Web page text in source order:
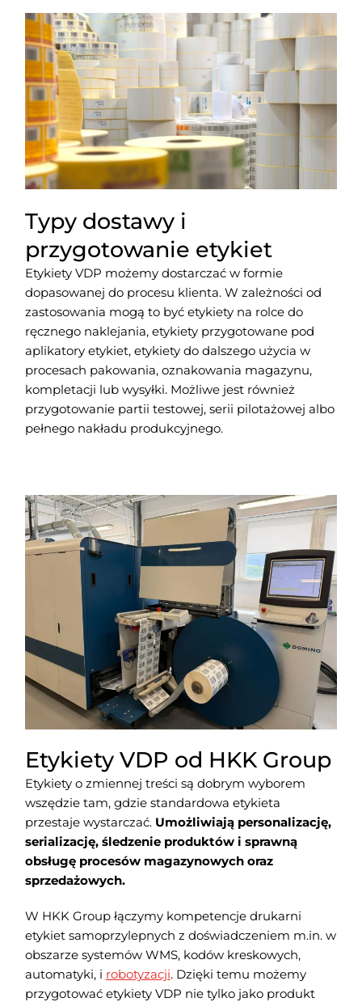
Typy dostawy i
przygotowanie etykiet
Etykiety VDP możemy dostarczać w formie
dopasowanej do procesu klienta. W zależności od
zastosowania mogą to być etykiety na rolce do
ręcznego naklejania, etykiety przygotowane pod
aplikatory etykiet, etykiety do dalszego użycia w
procesach pakowania, oznakowania magazynu,
kompletacji lub wysyłki. Możliwe jest również
przygotowanie partii testowej, serii pilotażowej albo
pełnego nakładu produkcyjnego.
Etykiety VDP od HKK Group
Etykiety o zmiennej treści są dobrym wyborem
wszędzie tam, gdzie standardowa etykieta
przestaje wystarczać. Umożliwiają personalizację,
serializację, śledzenie produktów i sprawną
obsługę procesów magazynowych oraz
sprzedażowych.
W HKK Group łączymy kompetencje drukarni
etykiet samoprzylepnych z doświadczeniem m.in. w
obszarze systemów WMS, kodów kreskowych,
automatyki, i robotyzacji. Dzięki temu możemy
przygotować etykiety VDP nie tylko jako produkt